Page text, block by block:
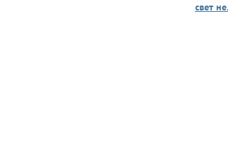
свет